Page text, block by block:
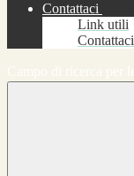
Contattaci
Link utili
Contattaci